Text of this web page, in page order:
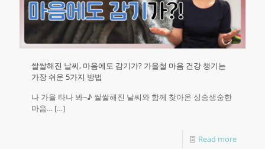
쌀쌀해진 날씨, 마음에도 감기가? 가을철 마음 건강 챙기는
가장 쉬운 5가지 방법
나 가을 타나 봐~♪ 쌀쌀해진 날씨와 함께 찾아온 싱숭생숭한
마음… […]
Read more